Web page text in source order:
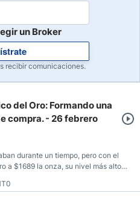
un Broker
recibir comunicaciones.
del Oro: Formando una
compra. - 26 febrero
durante un tiempo, pero con el
a $1689 la onza, su nivel más alto
era la mejor oportunidad para